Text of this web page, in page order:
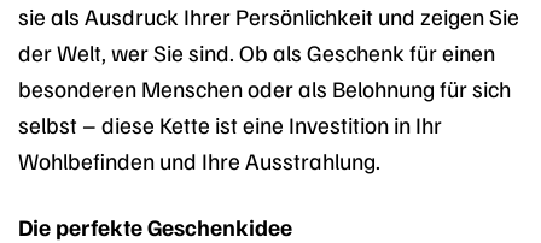
sie als Ausdruck Ihrer Persönlichkeit und zeigen Sie
der Welt, wer Sie sind. Ob als Geschenk für einen
besonderen Menschen oder als Belohnung für sich
selbst – diese Kette ist eine Investition in Ihr
Wohlbefinden und Ihre Ausstrahlung.
Die perfekte Geschenkidee